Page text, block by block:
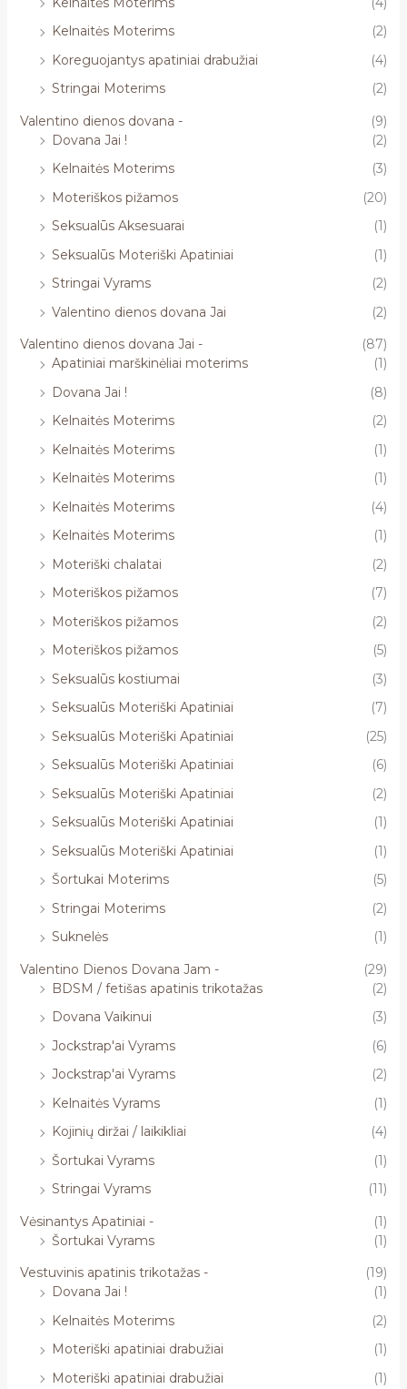
Kelnaitės Moterims
(2)
Koreguojantys apatiniai drabužiai
(4)
Stringai Moterims
(2)
Valentino dienos dovana -
(9)
Dovana Jai !
(2)
Kelnaitės Moterims
(3)
Moteriškos pižamos
(20)
Seksualūs Aksesuarai
(1)
Seksualūs Moteriški Apatiniai
(1)
Stringai Vyrams
(2)
Valentino dienos dovana Jai
(2)
Valentino dienos dovana Jai -
(87)
Apatiniai marškinėliai moterims
(1)
Dovana Jai !
(8)
Kelnaitės Moterims
(2)
Kelnaitės Moterims
(1)
Kelnaitės Moterims
(1)
Kelnaitės Moterims
(4)
Kelnaitės Moterims
(1)
Moteriški chalatai
(2)
Moteriškos pižamos
(7)
Moteriškos pižamos
(2)
Moteriškos pižamos
(5)
Seksualūs kostiumai
(3)
Seksualūs Moteriški Apatiniai
(7)
Seksualūs Moteriški Apatiniai
(25)
Seksualūs Moteriški Apatiniai
(6)
Seksualūs Moteriški Apatiniai
(2)
Seksualūs Moteriški Apatiniai
(1)
Seksualūs Moteriški Apatiniai
(1)
Šortukai Moterims
(5)
Stringai Moterims
(2)
Suknelės
(1)
Valentino Dienos Dovana Jam -
(29)
BDSM / fetišas apatinis trikotažas
(2)
Dovana Vaikinui
(3)
Jockstrap'ai Vyrams
(6)
Jockstrap'ai Vyrams
(2)
Kelnaitės Vyrams
(1)
Kojinių diržai / laikikliai
(4)
Šortukai Vyrams
(1)
Stringai Vyrams
(11)
Vėsinantys Apatiniai -
(1)
Šortukai Vyrams
(1)
Vestuvinis apatinis trikotažas -
(19)
Dovana Jai !
(1)
Kelnaitės Moterims
(2)
Moteriški apatiniai drabužiai
(1)
Moteriški apatiniai drabužiai
(1)